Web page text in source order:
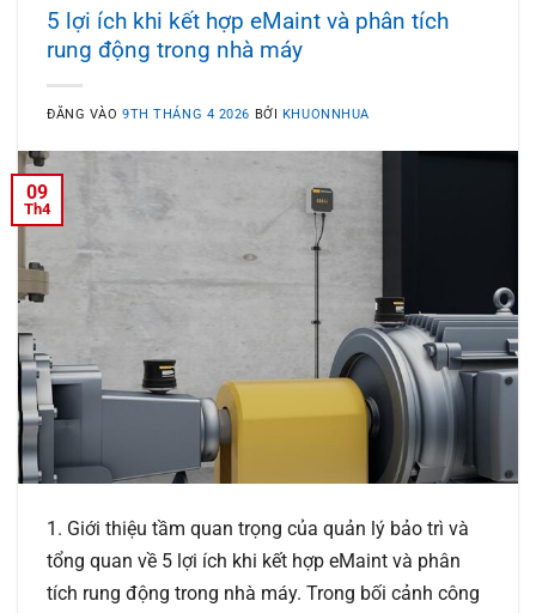
5 lợi ích khi kết hợp eMaint và phân tích
rung động trong nhà máy
ĐĂNG VÀO9TH THÁNG 4 2026 BỞI KHUONNHUA
09
Th4
1. Giới thiệu tầm quan trọng của quản lý bảo trì và
tổng quan về 5 lợi ích khi kết hợp eMaint và phân
tích rung động trong nhà máy. Trong bối cảnh công